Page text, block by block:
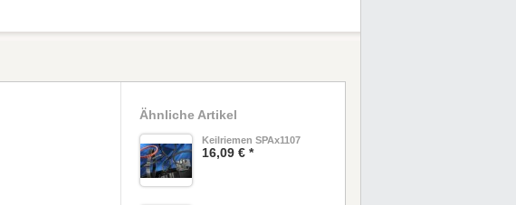
Ähnliche Artikel
Keilriemen SPAx1107
16,09 € *